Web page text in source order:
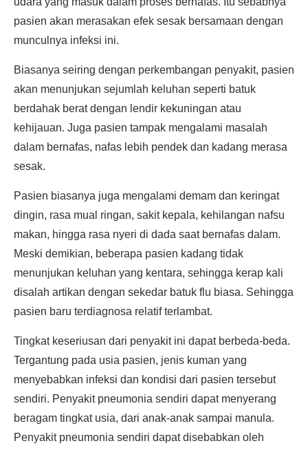
pasien akan merasakan efek sesak bersamaan dengan
munculnya infeksi ini.
Biasanya seiring dengan perkembangan penyakit, pasien
akan menunjukan sejumlah keluhan seperti batuk
berdahak berat dengan lendir kekuningan atau
kehijauan. Juga pasien tampak mengalami masalah
dalam bernafas, nafas lebih pendek dan kadang merasa
sesak.
Pasien biasanya juga mengalami demam dan keringat
dingin, rasa mual ringan, sakit kepala, kehilangan nafsu
makan, hingga rasa nyeri di dada saat bernafas dalam.
Meski demikian, beberapa pasien kadang tidak
menunjukan keluhan yang kentara, sehingga kerap kali
disalah artikan dengan sekedar batuk flu biasa. Sehingga
pasien baru terdiagnosa relatif terlambat.
Tingkat keseriusan dari penyakit ini dapat berbeda-beda.
Tergantung pada usia pasien, jenis kuman yang
menyebabkan infeksi dan kondisi dari pasien tersebut
sendiri. Penyakit pneumonia sendiri dapat menyerang
beragam tingkat usia, dari anak-anak sampai manula.
Penyakit pneumonia sendiri dapat disebabkan oleh